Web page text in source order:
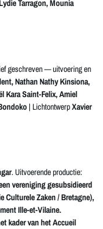
Lydie Tarragon, Mounia
geschreven — uitvoering en
Nathan Nathy Kinsiona,
Kara Saint-Felix, Amiel
| LichtontwerpXavier
. Uitvoerende productie:
vereniging gesubsidieerd
Culturele Zaken / Bretagne),
Ille-et-Vilaine.
kader van het Accueil